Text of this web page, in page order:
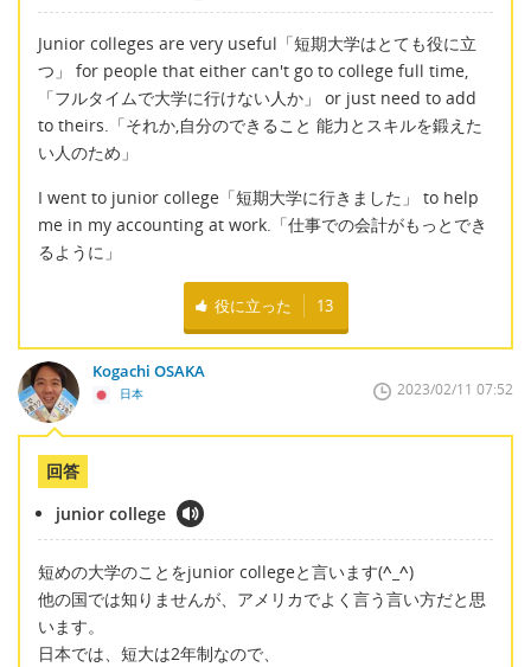
Junior colleges are very useful「短期大学はとても役に立
つ」 for people that either can't go to college full time,
「フルタイムで大学に行けない人か」 or just need to add
to theirs.「それか,自分のできること 能力とスキルを鍛えた
い人のため」
I went to junior college「短期大学に行きました」 to help
me in my accounting at work.「仕事での会計がもっとでき
るように」
役に立った 13
Kogachi OSAKA
日本 2023/02/11 07:52
回答
junior college
短めの大学のことをjunior collegeと言います(^_^)
他の国では知りませんが、アメリカでよく言う言い方だと思
います。
日本では、短大は2年制なので、